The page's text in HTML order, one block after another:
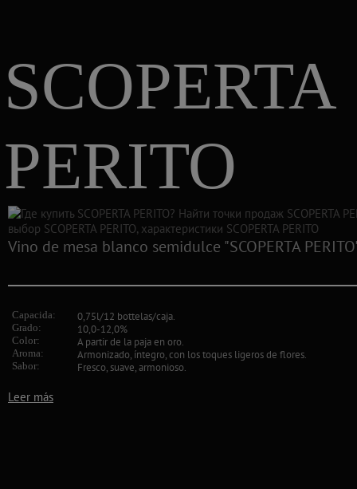
SCOPERTA
PERITO
Vino de mesa blanco semidulce "SCOPERTA
Capacida: 0,75l/12 bottelas/caja.
Grado: 10,0-12,0%
Color: A partir de la paja en oro.
Aroma: Armonizado, íntegro, con los toques ligeros de flores.
Sabor: Fresco, suave, armonioso.
Leer más